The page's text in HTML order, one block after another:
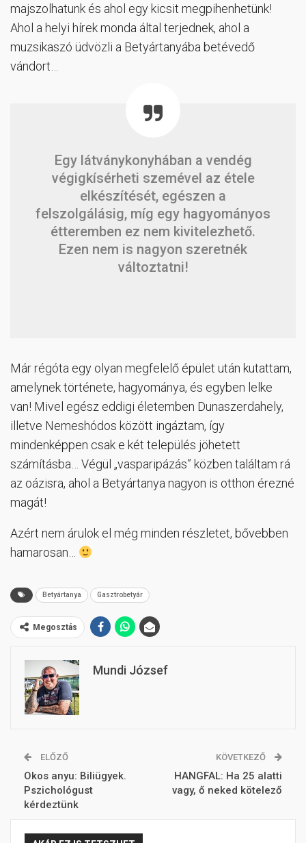
majszolhatunk és ahol egy kicsit megpihenhetünk!
Ahol a helyi hírek monda által terjednek, ahol a
muzsikaszó üdvözli a Betyártanyába betévedő
vándort…
Egy látványkonyhában a vendég
végigkísérheti szemével az étele
elkészítését, egészen a
felszolgálásig, míg egy hagyományos
étteremben ez nem kivitelezhető.
Ezen nem is nagyon szeretnék
változtatni!
Már régóta egy olyan megfelelő épület után kutattam,
amelynek története, hagyománya, és egyben lelke
van! Mivel egész eddigi életemben Dunaszerdahely,
illetve Nemeshódos között ingáztam, így
mindenképpen csak e két település jöhetett
számításba… Végül „vasparipázás” közben találtam rá
az oázisra, ahol a Betyártanya nagyon is otthon érezné
magát!
Azért nem árulok el még minden részletet, bővebben
hamarosan…
Betyártanya Gasztrobetyár
Megosztás
Mundi József
ELŐZŐ
Okos anyu: Biliügyek.
Pszichológust
kérdeztünk
KÖVETKEZŐ
HANGFAL: Ha 25 alatti
vagy, ő neked kötelező